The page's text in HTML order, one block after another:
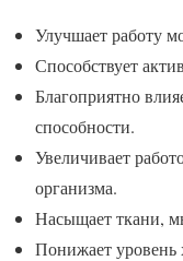
Улучшает работу
Способствует
Благоприятно
способности.
Увеличивает
организма.
Насыщает ткани,
Понижает уровень